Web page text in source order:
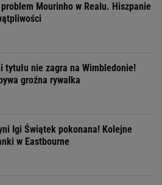
Mourinho w Realu. Hiszpanie
tytułu nie zagra na Wimbledonie!
groźna rywalka
Igi Świątek pokonana! Kolejne
w Eastbourne